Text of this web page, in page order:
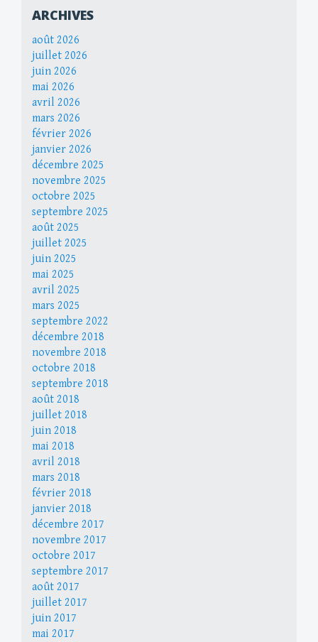
ARCHIVES
août 2026
juillet 2026
juin 2026
mai 2026
avril 2026
mars 2026
février 2026
janvier 2026
décembre 2025
novembre 2025
octobre 2025
septembre 2025
août 2025
juillet 2025
juin 2025
mai 2025
avril 2025
mars 2025
septembre 2022
décembre 2018
novembre 2018
octobre 2018
septembre 2018
août 2018
juillet 2018
juin 2018
mai 2018
avril 2018
mars 2018
février 2018
janvier 2018
décembre 2017
novembre 2017
octobre 2017
septembre 2017
août 2017
juillet 2017
juin 2017
mai 2017